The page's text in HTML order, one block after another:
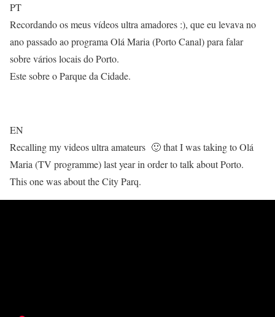
PT
Recordando os meus vídeos ultra amadores :), que eu levava no
ano passado ao programa Olá Maria (Porto Canal) para falar
sobre vários locais do Porto.
Este sobre o Parque da Cidade.
EN
Recalling my videos ultra amateurs 🙂 that I was taking to Olá
Maria (TV programme) last year in order to talk about Porto.
This one was about the City Parq.